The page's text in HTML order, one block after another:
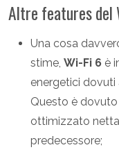
Altre features del
Una cosa
stime, Wi-Fi 6 è
energetici
Questo è
ottimizzato
predecessore;